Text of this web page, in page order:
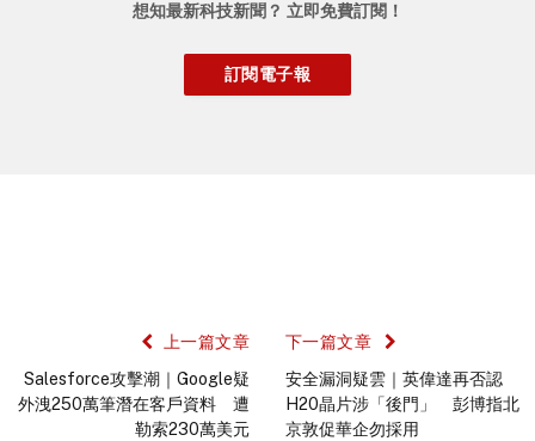
想知最新科技新聞？ 立即免費訂閱！
上一篇文章
Salesforce攻擊潮｜Google疑
外洩250萬筆潛在客戶資料 遭
勒索230萬美元
下一篇文章
安全漏洞疑雲｜英偉達再否認
H20晶片涉「後門」 彭博指北
京敦促華企勿採用